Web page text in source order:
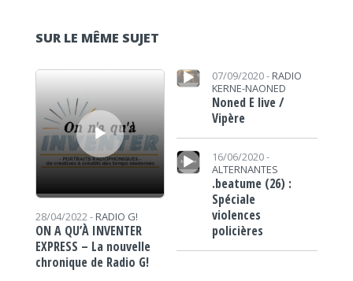
SUR LE MÊME SUJET
Lecteur audio
28/04/2022 - RADIO G!
ON A QU’À INVENTER
EXPRESS – La nouvelle
chronique de Radio G!
Lecteur audio 07/09/2020 - RADIO
KERNE-NAONED
Noned E live /
Vipère
Lecteur audio
16/06/2020 -
ALTERNANTES
.beatume (26) :
Spéciale
violences
policières